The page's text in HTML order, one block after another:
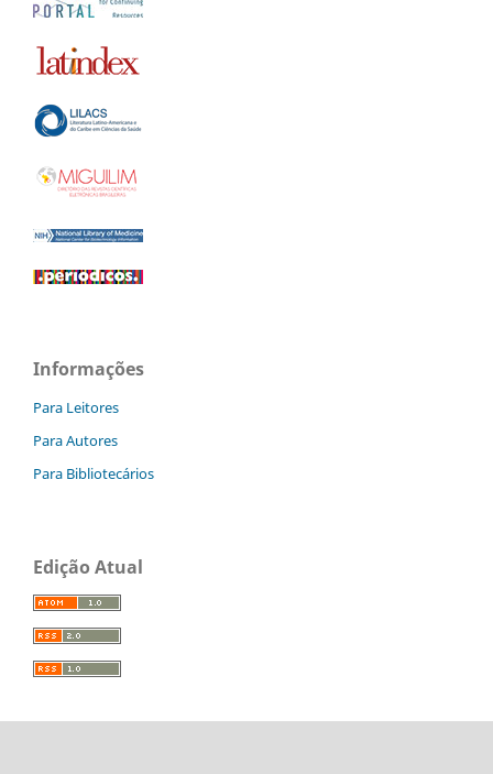
Informações
Para Leitores
Para Autores
Para Bibliotecários
Edição Atual